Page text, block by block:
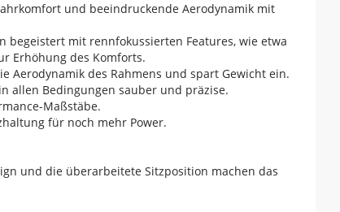
und beeindruckende Aerodynamik mit
begeistert mit rennfokussierten Features, wie etwa
Erhöhung des Komforts.
Aerodynamik des Rahmens und spart Gewicht ein.
allen Bedingungen sauber und präzise.
Maßstäbe.
für noch mehr Power.
und die überarbeitete Sitzposition machen das